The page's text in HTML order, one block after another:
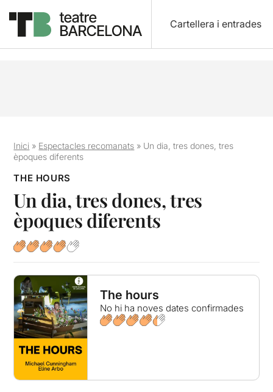
Cartellera i entrades
Inici » Espectacles recomanats » Un dia, tres dones, tres
èpoques diferents
THE HOURS
Un dia, tres dones, tres
èpoques diferents
The hours
No hi ha noves dates confirmades